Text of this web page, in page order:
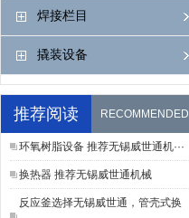
焊接栏目
撬装设备
推荐阅读 RECOMMENDED
READING
环氧树脂设备 推荐无锡威世通机···
换热器 推荐无锡威世通机械
反应釜选择无锡威世通，管壳式换